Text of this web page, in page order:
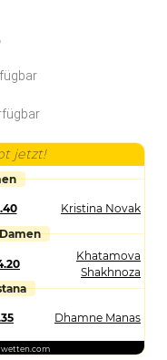
jetzt!
Kristina Novak
Khatamova
Shakhnoza
Dhamne Manas